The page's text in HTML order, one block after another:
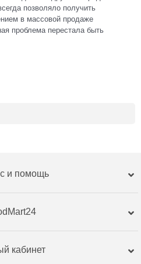
позволяло получить
в массовой продаже
проблема перестала быть
и помощь
кабинет